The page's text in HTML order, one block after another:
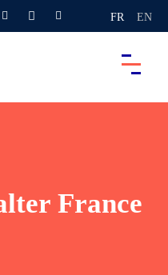
FR EN
France